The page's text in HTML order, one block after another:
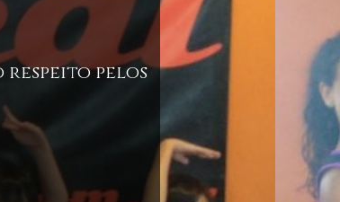
respeito pelos